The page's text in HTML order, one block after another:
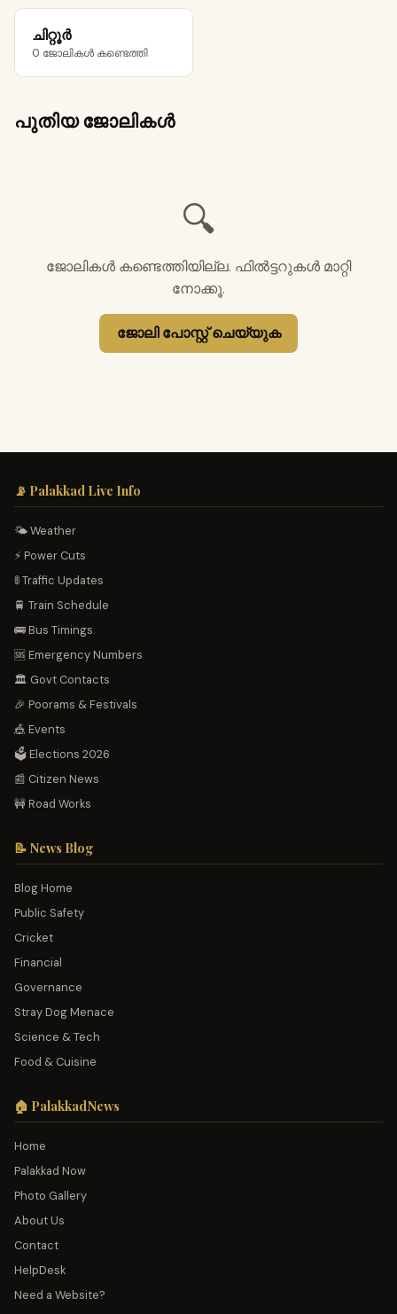
ചിറ്റൂർ
0 ജോലികൾ കണ്ടെത്തി
പുതിയ ജോലികൾ
🔍
ജോലികൾ കണ്ടെത്തിയില്ല. ഫിൽട്ടറുകൾ മാറ്റി
നോക്കൂ.
ജോലി പോസ്റ്റ് ചെയ്യുക
📡 Palakkad Live Info
🌤️ Weather
⚡ Power Cuts
🚦 Traffic Updates
🚆 Train Schedule
🚌 Bus Timings
🆘 Emergency Numbers
🏛️ Govt Contacts
🎉 Poorams & Festivals
🎪 Events
🗳️ Elections 2026
📰 Citizen News
🚧 Road Works
📝 News Blog
Blog Home
Public Safety
Cricket
Financial
Governance
Stray Dog Menace
Science & Tech
Food & Cuisine
🏠 PalakkadNews
Home
Palakkad Now
Photo Gallery
About Us
Contact
HelpDesk
Need a Website?